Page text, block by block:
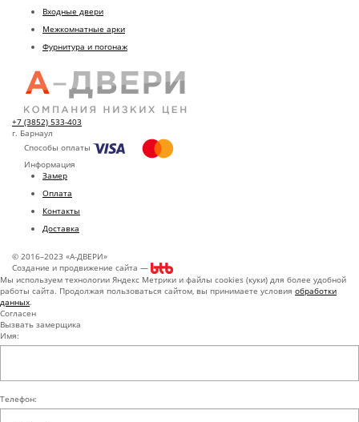
Входные двери
Межкомнатные арки
Фурнитура и погонаж
+7 (3852) 533-403
г. Барнаул
Способы оплаты
Информация
Замер
Оплата
Контакты
Доставка
© 2016–2023 «А-ДВЕРИ»
Создание и продвижение сайта —
Мы используем технологии Яндекс Метрики и файлы cookies (куки) для более удобной
работы сайта. Продолжая пользоваться сайтом, вы принимаете условия обработки
данных.
Согласен
Вызвать замерщика
Имя:
Телефон: